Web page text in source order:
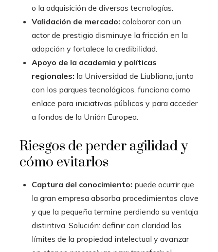
o la adquisición de diversas tecnologías.
Validación de mercado: colaborar con un
actor de prestigio disminuye la fricción en la
adopción y fortalece la credibilidad.
Apoyo de la academia y políticas
regionales: la Universidad de Liubliana, junto
con los parques tecnológicos, funciona como
enlace para iniciativas públicas y para acceder
a fondos de la Unión Europea.
Riesgos de perder agilidad y
cómo evitarlos
Captura del conocimiento: puede ocurrir que
la gran empresa absorba procedimientos clave
y que la pequeña termine perdiendo su ventaja
distintiva. Solución: definir con claridad los
límites de la propiedad intelectual y avanzar